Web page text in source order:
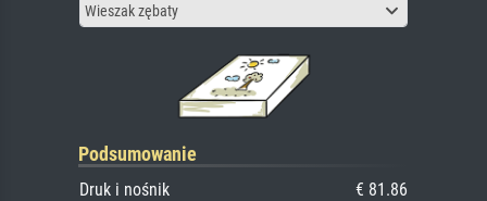
Wieszak zębaty
Podsumowanie
Druk i nośnik
€ 81.86